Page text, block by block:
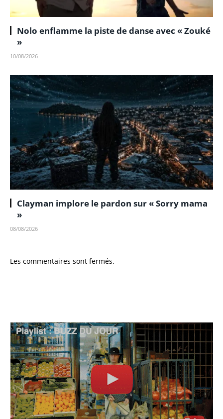
Nolo enflamme la piste de danse avec « Zouké
»
10/08/2026
Clayman implore le pardon sur « Sorry mama
»
08/08/2026
Les commentaires sont fermés.